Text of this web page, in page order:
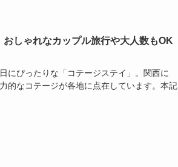
しゃれなカップル旅行や大人数もOK
にぴったりな「コテージステイ」。関西に
的なコテージが各地に点在しています。本記